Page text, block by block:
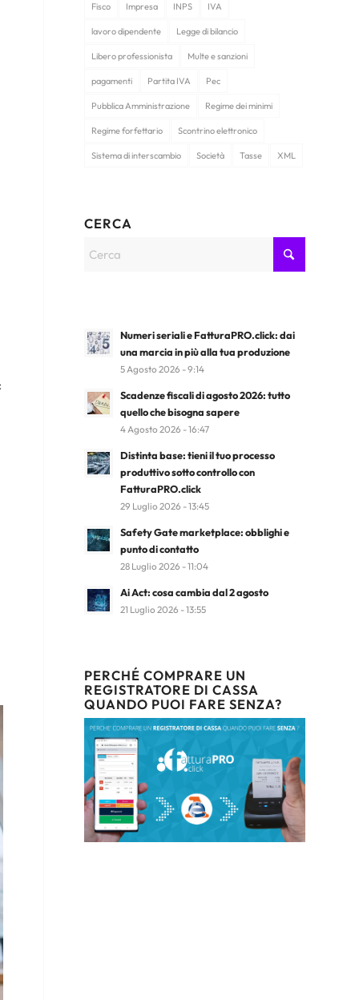
Fisco Impresa INPS IVA
lavoro dipendente Legge di bilancio
Libero professionista Multe e sanzioni
pagamenti Partita IVA Pec
Pubblica Amministrazione Regime dei minimi
Regime forfettario Scontrino elettronico
Sistema di interscambio Società Tasse XML
CERCA
Numeri seriali e FatturaPRO.click: dai
una marcia in più alla tua produzione
5 Agosto 2026 - 9:14
Scadenze fiscali di agosto 2026: tutto
quello che bisogna sapere
4 Agosto 2026 - 16:47
Distinta base: tieni il tuo processo
produttivo sotto controllo con
FatturaPRO.click
29 Luglio 2026 - 13:45
Safety Gate marketplace: obblighi e
punto di contatto
28 Luglio 2026 - 11:04
Ai Act: cosa cambia dal 2 agosto
21 Luglio 2026 - 13:55
PERCHÉ COMPRARE UN
REGISTRATORE DI CASSA
QUANDO PUOI FARE SENZA?